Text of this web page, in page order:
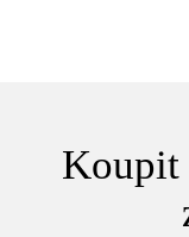
Koupit